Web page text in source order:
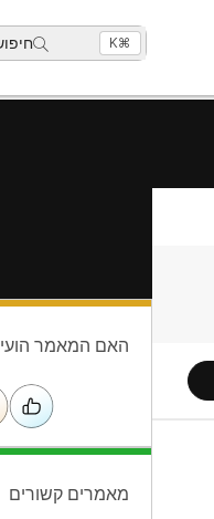
⌘K
האם המאמר
מאמרים קשורים